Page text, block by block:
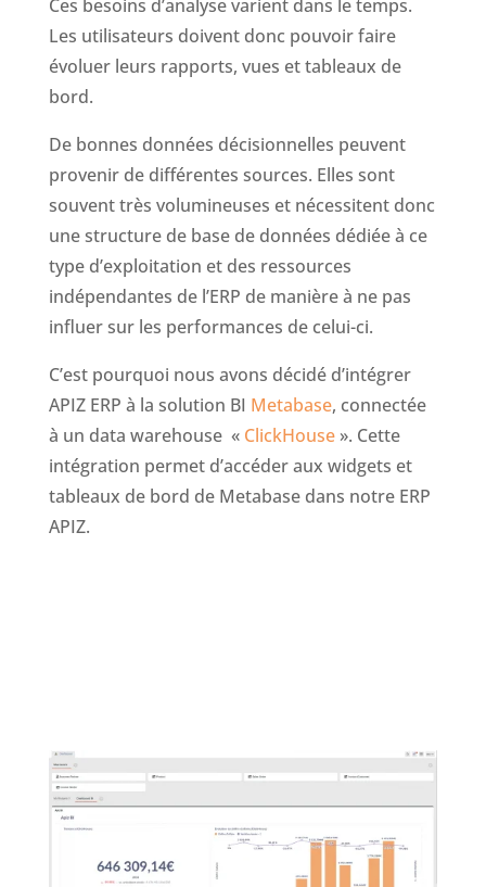
Ces besoins d’analyse varient dans le temps.
Les utilisateurs doivent donc pouvoir faire
évoluer leurs rapports, vues et tableaux de
bord.
De bonnes données décisionnelles peuvent
provenir de différentes sources. Elles sont
souvent très volumineuses et nécessitent donc
une structure de base de données dédiée à ce
type d’exploitation et des ressources
indépendantes de l’ERP de manière à ne pas
influer sur les performances de celui-ci.
C’est pourquoi nous avons décidé d’intégrer
APIZ ERP à la solution BI Metabase, connectée
à un data warehouse « ClickHouse ». Cette
intégration permet d’accéder aux widgets et
tableaux de bord de Metabase dans notre ERP
APIZ.